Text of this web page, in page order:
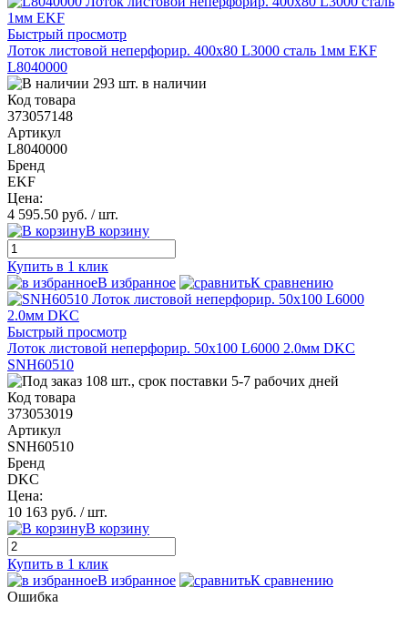
Быстрый просмотр
Лоток листовой неперфорир. 400х80 L3000 сталь 1мм EKF
L8040000
293 шт. в наличии
Код товара
373057148
Артикул
L8040000
Бренд
EKF
Цена:
4 595.50 руб. / шт.
В корзину
Купить в 1 клик
В избранное
К сравнению
Быстрый просмотр
Лоток листовой неперфорир. 50х100 L6000 2.0мм DKC
SNH60510
108 шт., срок поставки 5-7 рабочих дней
Код товара
373053019
Артикул
SNH60510
Бренд
DKC
Цена:
10 163 руб. / шт.
В корзину
Купить в 1 клик
В избранное
К сравнению
Ошибка